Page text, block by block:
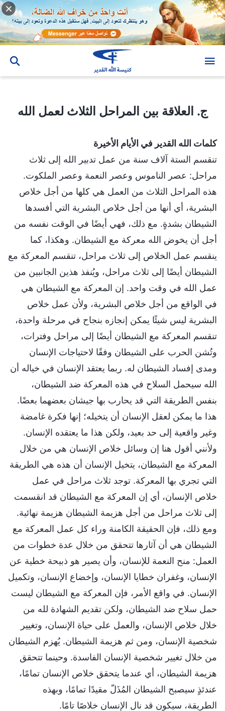
ج. العلاقة بين المراحل الثلاث لعمل الله
ج. العلاقة بين المراحل الثلاث لعمل الله
كلمات الله القدير في الأيام الأخيرة
تنقسم الستة آلاف سنة من عمل تدبير الله إلى ثلاث
مراحل: عصر الناموس وعصر النعمة وعصر الملكوت.
هذه المراحل الثلاث من العمل هي كلها من أجل خلاص
البشرية، أي أنها من أجل خلاص البشرية التي أفسدها
الشيطان بشدةٍ. مع ذلك، فهي أيضًا في الوقت نفسه من
أجل أن يخوض الله معركة مع الشيطان. وهكذا، كما
ينقسم عمل الخلاص إلى ثلاث مراحل، تنقسم المعركة مع
الشيطان أيضًا إلى ثلاث مراحل، ويُنفذ هذين الجانبين من
عمل الله في وقت واحد. إن المعركة مع الشيطان هي
في الواقع من أجل خلاص البشرية، ولأن عمل خلاص
البشرية ليس شيئًا يمكن إنجازه بنجاح في مرحلة واحدة،
تنقسم المعركة مع الشيطان أيضًا إلى مراحل وفترات،
وتُشن الحرب على الشيطان وفقًا لاحتياجات الإنسان
ومدى إفساد الشيطان له. ربما يعتقد الإنسان في خياله أن
الله سيحمل السلاح في هذه المعركة ضد الشيطان،
بنفس الطريقة التي قد يحارب بها جيشان بعضهما بعضًا.
هذا ما يمكن لعقل الإنسان أن يتخيله؛ إنها فكرة غامضة
وغير واقعية إلى حد بعيد، ولكن هذا ما يعتقده الإنسان.
ولأنني أقول هنا إن وسائل خلاص الإنسان هي من خلال
المعركة مع الشيطان، يتخيل الإنسان أن هذه هي الطريقة
التي تجري بها المعركة. توجد ثلاث مراحل في عمل
خلاص الإنسان، أي إن المعركة مع الشيطان قد انقسمت
إلى ثلاث مراحل من أجل هزيمة الشيطان هزيمة نهائية.
ومع ذلك، فإن الحقيقة الكامنة وراء كل عمل المعركة مع
الشيطان هي أن آثارها تتحقق من خلال عدة خطوات من
العمل: منح النعمة للإنسان، وأن يصير هو ذبيحة خطية عن
الإنسان، وغفران خطايا الإنسان، وإخضاع الإنسان، وتكميل
الإنسان. في واقع الأمر، فإن المعركة مع الشيطان ليست
حمل سلاح ضد الشيطان، ولكن تقديم الشهادة لله من
خلال خلاص الإنسان، والعمل على حياة الإنسان، وتغيير
شخصية الإنسان، ومن ثم هزيمة الشيطان. يُهزم الشيطان
من خلال تغيير شخصية الإنسان الفاسدة. وحينما تتحقق
هزيمة الشيطان، أي عندما يتحقق خلاص الإنسان تمامًا،
عندئذٍ سيصبح الشيطان المُذَلّ مقيدًا تمامًا، وبهذه
الطريقة، سيكون قد نال الإنسان خلاصًا تامًا.